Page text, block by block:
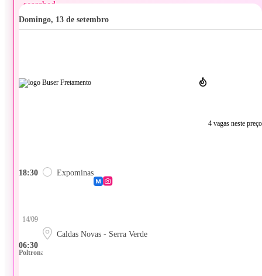
domingo, 13 de setembro
4 vagas neste preço
18:30 Expominas
06:30
14/09
Caldas Novas - Serra Verde
Poltrona